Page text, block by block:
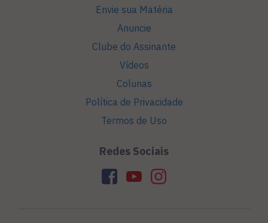
Envie sua Matéria
Anuncie
Clube do Assinante
Vídeos
Colunas
Política de Privacidade
Termos de Uso
Redes Sociais